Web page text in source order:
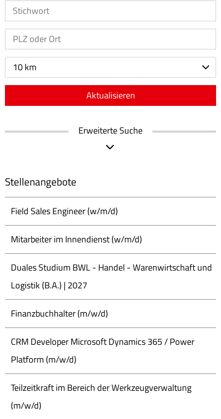
10 km
Aktualisieren
Erweiterte Suche
Stellenangebote
Field Sales Engineer (w/m/d)
Mitarbeiter im Innendienst (w/m/d)
Duales Studium BWL - Handel - Warenwirtschaft und
Logistik (B.A.) | 2027
Finanzbuchhalter (m/w/d)
CRM Developer Microsoft Dynamics 365 / Power
Platform (m/w/d)
Teilzeitkraft im Bereich der Werkzeugverwaltung
(m/w/d)